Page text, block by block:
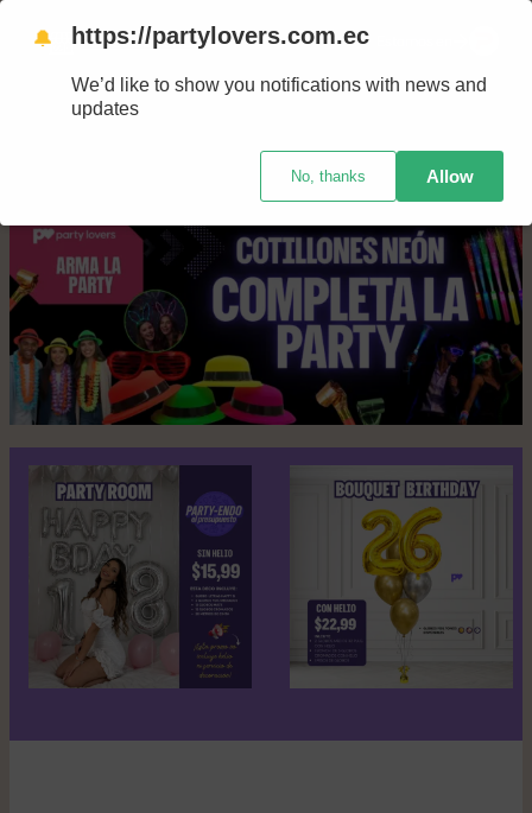
Saltar
contenido
Nuestras tiendas
🔔 https://partylovers.com.ec
We’d like to show you notifications with news and
updates
No, thanks Allow